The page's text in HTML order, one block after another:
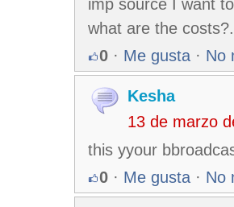
imp source I want
what are the
0 · Me gusta · No
Kesha
13 de marzo
this yyour
0 · Me gusta · No